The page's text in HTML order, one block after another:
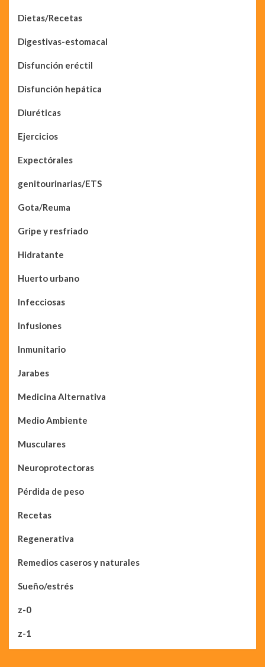
Dietas/Recetas
Digestivas-estomacal
Disfunción eréctil
Disfunción hepática
Diuréticas
Ejercicios
Expectórales
genitourinarias/ETS
Gota/Reuma
Gripe y resfriado
Hidratante
Huerto urbano
Infecciosas
Infusiones
Inmunitario
Jarabes
Medicina Alternativa
Medio Ambiente
Musculares
Neuroprotectoras
Pérdida de peso
Recetas
Regenerativa
Remedios caseros y naturales
Sueño/estrés
z-0
z-1